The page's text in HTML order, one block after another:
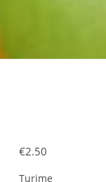
€2.50
Turime